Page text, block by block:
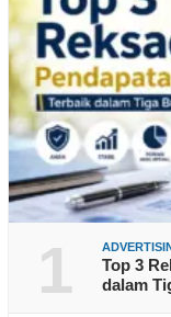
1
Top 3
dalam